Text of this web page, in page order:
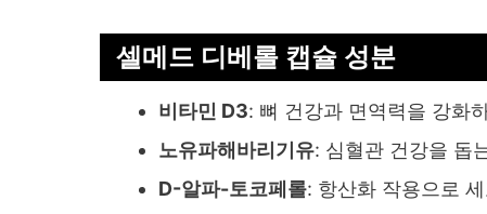
셀메드 디베롤 캡슐 성분
비타민 D3: 뼈 건강과 면역력을 강화
노유파해바리기유: 심혈관 건강을 돕
D-알파-토코페롤: 항산화 작용으로